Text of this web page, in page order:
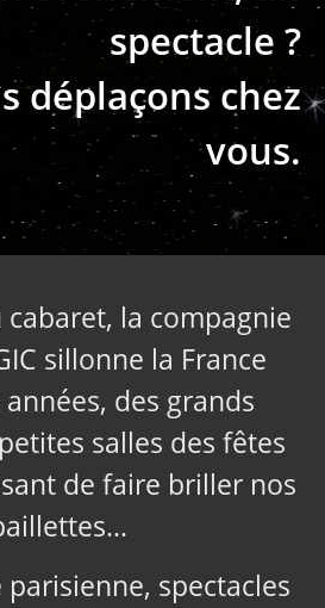
spectacle ?
déplaçons chez
vous.
cabaret, la compagnie
sillonne la France
des grands
salles des fêtes
de faire briller nos
spectacles